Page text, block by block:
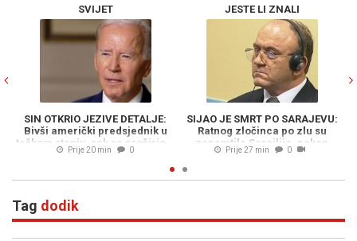
SVIJET
SIN OTKRIO JEZIVE DETALJE:
Bivši američki predsjednik u
teškom stanju, rak se proširio...
Prije 20 min 0
JESTE LI ZNALI
SIJAO JE SMRT PO SARAJEVU:
Ratnog zločinca po zlu su
zapamtile Sarajlije, nakon
hapšenja i suđenja, danas živi u
Prije 27 min 0
Tag dodik